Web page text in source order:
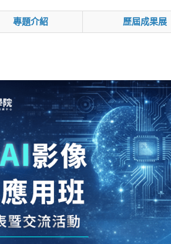
專題介紹 歷屆成果展